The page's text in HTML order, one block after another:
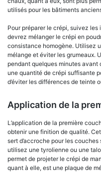
utilisés pour les bâtiments
Pour préparer le crépi, suivez
devrez mélanger le crépi en
consistance homogène. Utilisez
mélange et éviter les grumeaux.
pendant quelques minutes avant
une quantité de crépi suffisante
d’éviter les différences de teinte
Application de la
L’application de la première
obtenir une finition de qualité.
sert d’accroche pour les
utilisez une tyrolienne ou une
permet de projeter le crépi de
quant à elle, est une plaque de